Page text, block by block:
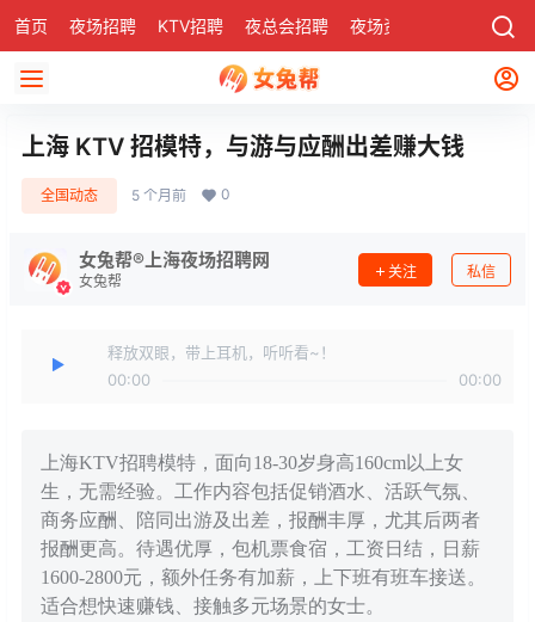
首页 夜场招聘 KTV招聘 夜总会招聘 夜场资讯 社区
上海 KTV 招模特，与游与应酬出差赚大钱
全国动态 5 个月前 0
女兔帮®上海夜场招聘网
女兔帮
关注 私信
释放双眼，带上耳机，听听看~！
00:00
00:00
上海KTV招聘模特，面向18-30岁身高160cm以上女
生，无需经验。工作内容包括促销酒水、活跃气氛、
商务应酬、陪同出游及出差，报酬丰厚，尤其后两者
报酬更高。待遇优厚，包机票食宿，工资日结，日薪
1600-2800元，额外任务有加薪，上下班有班车接送。
适合想快速赚钱、接触多元场景的女士。